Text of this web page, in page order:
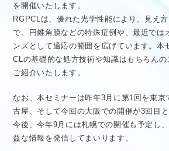
を開催いたします。
RGPCLは、優れた光学性能により、見え
で、円錐角膜などの特殊症例や、最近では
ンズとして適応の範囲を広げています。本
CLの基礎的な処方技術や知識はもちろんの
ご紹介いたします。
なお、本セミナーは昨年3月に第1回を東京
古屋、そして今回の大阪での開催が3回目と
今後、今年9月には札幌での開催も予定し
益な情報を発信してまいります。